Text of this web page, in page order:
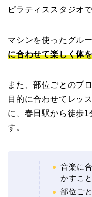
ピラティススタジオで
マシンを使ったグル
に合わせて楽しく体
また、部位ごとのプ
目的に合わせてレッ
に、春日駅から徒歩
す。
音楽に
かすこ
部位ご